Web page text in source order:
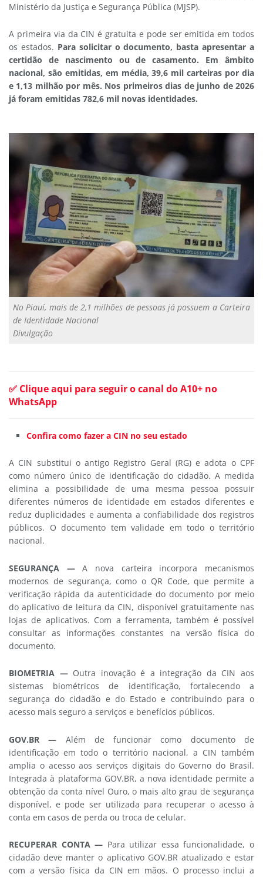
Ministério da Justiça e Segurança Pública (MJSP).
A primeira via da CIN é gratuita e pode ser emitida em todos
os estados. Para solicitar o documento, basta apresentar a
certidão de nascimento ou de casamento. Em âmbito
nacional, são emitidas, em média, 39,6 mil carteiras por dia
e 1,13 milhão por mês. Nos primeiros dias de junho de 2026
já foram emitidas 782,6 mil novas identidades.
No Piauí, mais de 2,1 milhões de pessoas já possuem a Carteira
de Identidade Nacional
Divulgação
✅ Clique aqui para seguir o canal do A10+ no
WhatsApp
Confira como fazer a CIN no seu estado
A CIN substitui o antigo Registro Geral (RG) e adota o CPF
como número único de identificação do cidadão. A medida
elimina a possibilidade de uma mesma pessoa possuir
diferentes números de identidade em estados diferentes e
reduz duplicidades e aumenta a confiabilidade dos registros
públicos. O documento tem validade em todo o território
nacional.
SEGURANÇA —A nova carteira incorpora mecanismos
modernos de segurança, como o QR Code, que permite a
verificação rápida da autenticidade do documento por meio
do aplicativo de leitura da CIN, disponível gratuitamente nas
lojas de aplicativos. Com a ferramenta, também é possível
consultar as informações constantes na versão física do
documento.
BIOMETRIA —Outra inovação é a integração da CIN aos
sistemas biométricos de identificação, fortalecendo a
segurança do cidadão e do Estado e contribuindo para o
acesso mais seguro a serviços e benefícios públicos.
GOV.BR— Além de funcionar como documento de
identificação em todo o território nacional, a CIN também
amplia o acesso aos serviços digitais do Governo do Brasil.
Integrada à plataforma GOV.BR, a nova identidade permite a
obtenção da conta nível Ouro, o mais alto grau de segurança
disponível, e pode ser utilizada para recuperar o acesso à
conta em casos de perda ou troca de celular.
RECUPERAR CONTA— Para utilizar essa funcionalidade, o
cidadão deve manter o aplicativo GOV.BR atualizado e estar
com a versão física da CIN em mãos. O processo inclui a